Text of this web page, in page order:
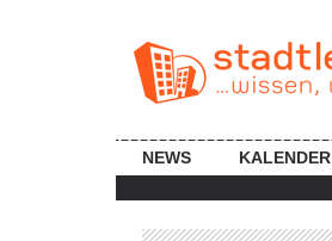
NEWS KALENDER